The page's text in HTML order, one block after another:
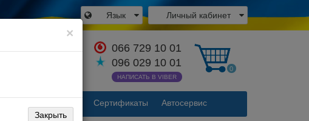
Личный кабинет
Язык
Связаться с
066 729 10 01
096 029 10 01
НАПИСАТЬ В VIBER
0
Сертификаты Автосервис
×
Закрыть